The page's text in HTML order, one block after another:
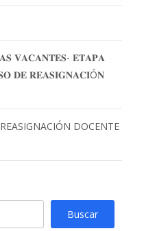
𝐕𝐀𝐂𝐀𝐍𝐓𝐄𝐒- 𝐄𝐓𝐀𝐏𝐀
𝐃𝐄 𝐑𝐄𝐀𝐒𝐈𝐆𝐍𝐀𝐂𝐈Ó𝐍
DOCENTE
Buscar